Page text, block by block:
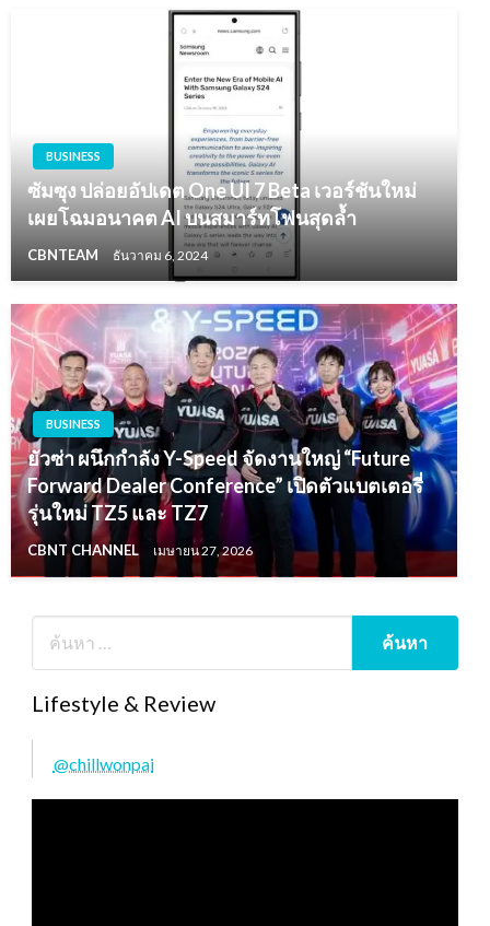
BUSINESS
ซัมซุง ปล่อยอัปเดต One UI 7 Beta เวอร์ชันใหม่
เผยโฉมอนาคต AI บนสมาร์ทโฟนสุดล้ำ
CBNTEAM ธันวาคม 6, 2024
BUSINESS
ยัวซ่า ผนึกกำลัง Y-Speed จัดงานใหญ่ “Future
Forward Dealer Conference” เปิดตัวแบตเตอรี่
รุ่นใหม่ TZ5 และ TZ7
CBNT CHANNEL เมษายน 27, 2026
Lifestyle & Review
@chillwonpai